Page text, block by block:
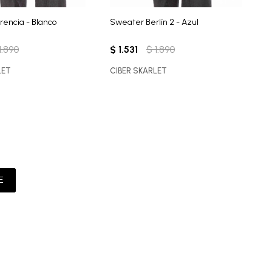
- Blanco Sweater Berlín 2 - Azul
$ 1.531 $ 1.890
CIBER SKARLET